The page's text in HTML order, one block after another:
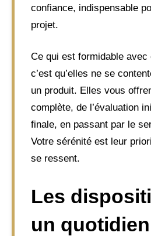
confiance, indispensable
projet.
Ce qui est formidable
c’est qu’elles ne se
un produit. Elles vous
complète, de l’évaluation
finale, en passant par le
Votre sérénité est leur
se ressent.
Les
un quotidien